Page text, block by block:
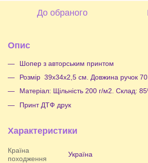
До обраного
Опис
Шопер з авторським принтом
Розмір 39х34х2,5 см. Довжина ручок
Матеріал: Щільність 200 г/м2. Склад:
Принт ДТФ друк
Характеристики
Країна
походження
Україна